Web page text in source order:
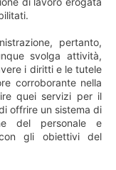
pertanto,
svolga attività,
i diritti e le tutele
corroborante nella
quei servizi per il
offrire un sistema di
del personale e
gli obiettivi del